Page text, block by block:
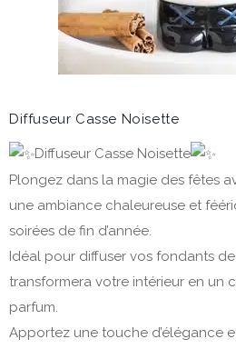
Diffuseur Casse Noisette
Diffuseur Casse Noisette
Plongez dans la magie des fêtes
une ambiance chaleureuse et
soirées de fin d’année.
Idéal pour diffuser vos fondants
transformera votre intérieur en un
parfum.
Apportez une touche d’élégance